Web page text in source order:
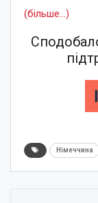
(більше…)
Німеччина